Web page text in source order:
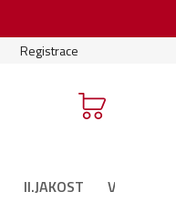
Podmínky soutěže
Registrace
II.JAKOST VÁNOČNÍ